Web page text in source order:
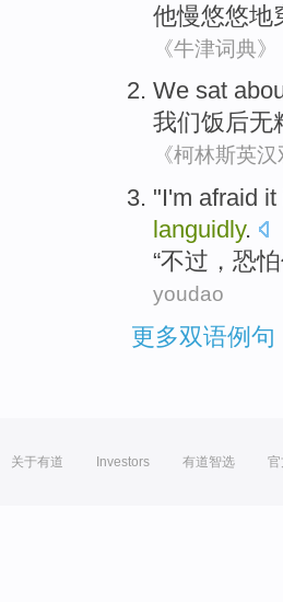
他慢悠悠地
《牛津词典》
We sat
我们饭后无
《柯林斯英
"I'm afraid it
languidly.
“不过 ， 恐怕
youdao
更多双语例句
关于有道 Investors 有道智选 官